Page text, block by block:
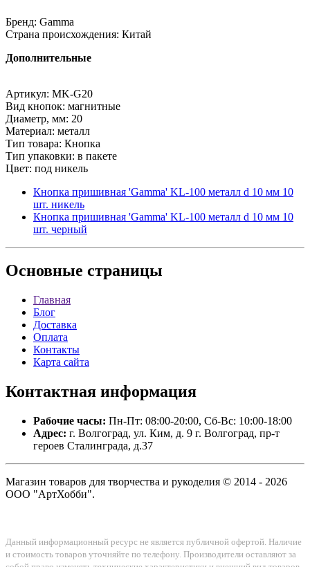
Бренд: Gamma
Страна происхождения: Китай
Дополнительные
Артикул: MK-G20
Вид кнопок: магнитные
Диаметр, мм: 20
Материал: металл
Тип товара: Кнопка
Тип упаковки: в пакете
Цвет: под никель
Кнопка пришивная 'Gamma' KL-100 металл d 10 мм 10
шт. никель
Кнопка пришивная 'Gamma' KL-100 металл d 10 мм 10
шт. черный
Основные страницы
Главная
Блог
Доставка
Оплата
Контакты
Карта сайта
Контактная информация
Рабочие часы: Пн-Пт: 08:00-20:00, Сб-Вс: 10:00-18:00
Адрес: г. Волгоград, ул. Ким, д. 9 г. Волгоград, пр-т
героев Сталинграда, д.37
Магазин товаров для творчества и рукоделия © 2014 - 2026
ООО "АртХобби".
Данный информационный ресурс не является публичной офертой. Наличие
и стоимость товаров уточняйте по телефону. Производители оставляют за